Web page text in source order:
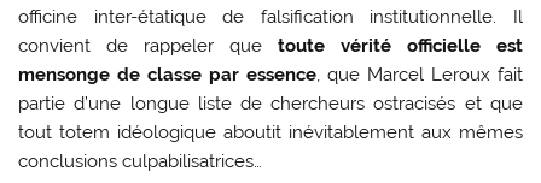
officine inter-étatique de falsification institutionnelle. Il
convient de rappeler que toute vérité officielle est
mensonge de classe par essence, que Marcel Leroux fait
partie d’une longue liste de chercheurs ostracisés et que
tout totem idéologique aboutit inévitablement aux mêmes
conclusions culpabilisatrices…